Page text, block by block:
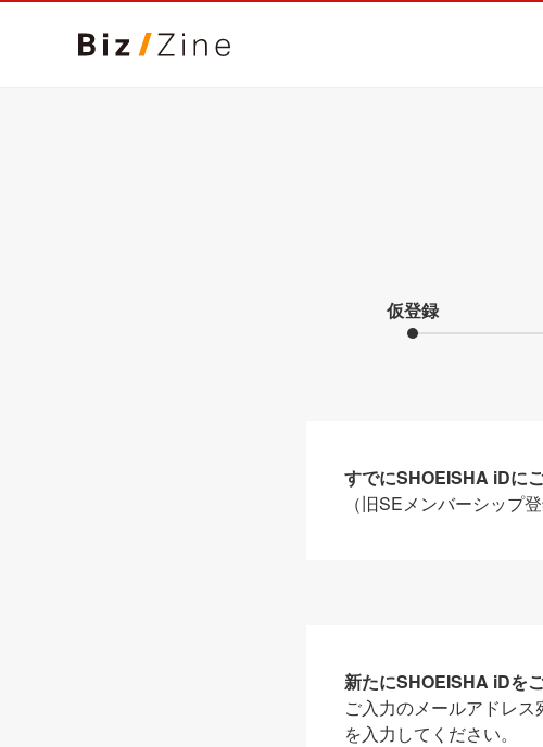
仮登録
すでにSHOEISHA iDに
（旧SEメンバーシップ
新たにSHOEISHA iDを
ご入力のメールアドレ
を入力してください。